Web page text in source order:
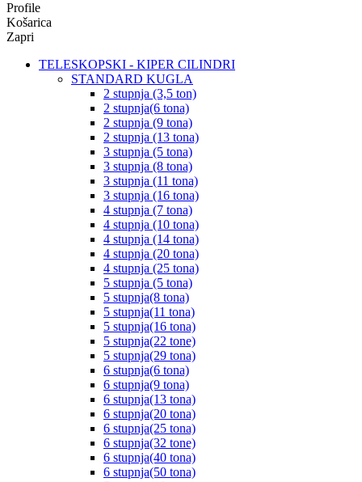
Profile
Košarica
Zapri
TELESKOPSKI - KIPER CILINDRI
STANDARD KUGLA
2 stupnja (3,5 ton)
2 stupnja(6 tona)
2 stupnja (9 tona)
2 stupnja (13 tona)
3 stupnja (5 tona)
3 stupnja (8 tona)
3 stupnja (11 tona)
3 stupnja (16 tona)
4 stupnja (7 tona)
4 stupnja (10 tona)
4 stupnja (14 tona)
4 stupnja (20 tona)
4 stupnja (25 tona)
5 stupnja (5 tona)
5 stupnja(8 tona)
5 stupnja(11 tona)
5 stupnja(16 tona)
5 stupnja(22 tone)
5 stupnja(29 tona)
6 stupnja(6 tona)
6 stupnja(9 tona)
6 stupnja(13 tona)
6 stupnja(20 tona)
6 stupnja(25 tona)
6 stupnja(32 tone)
6 stupnja(40 tona)
6 stupnja(50 tona)